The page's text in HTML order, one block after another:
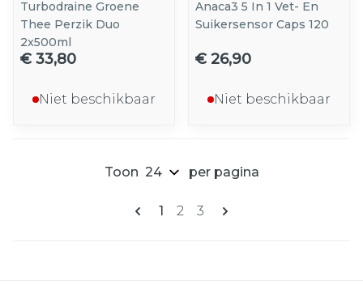
Turbodraine Groene
Thee Perzik Duo
2x500ml
€ 33,80
Niet beschikbaar
Anaca3 5 In 1 Vet- En
Suikersensor Caps 120
€ 26,90
Niet beschikbaar
Pagina's
U lees momenteel pagina
1 Pagina
2 Pagina
3
Toon per pagina